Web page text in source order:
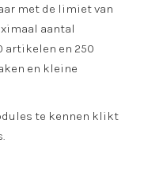
met de limiet van
aantal
artikelen en 250
en kleine
te kennen klikt